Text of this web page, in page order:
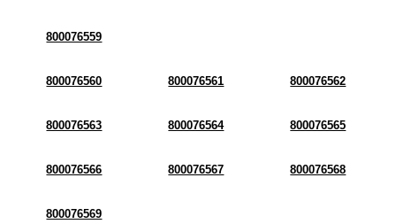
800076559
800076560 800076561 800076562
800076563 800076564 800076565
800076566 800076567 800076568
800076569